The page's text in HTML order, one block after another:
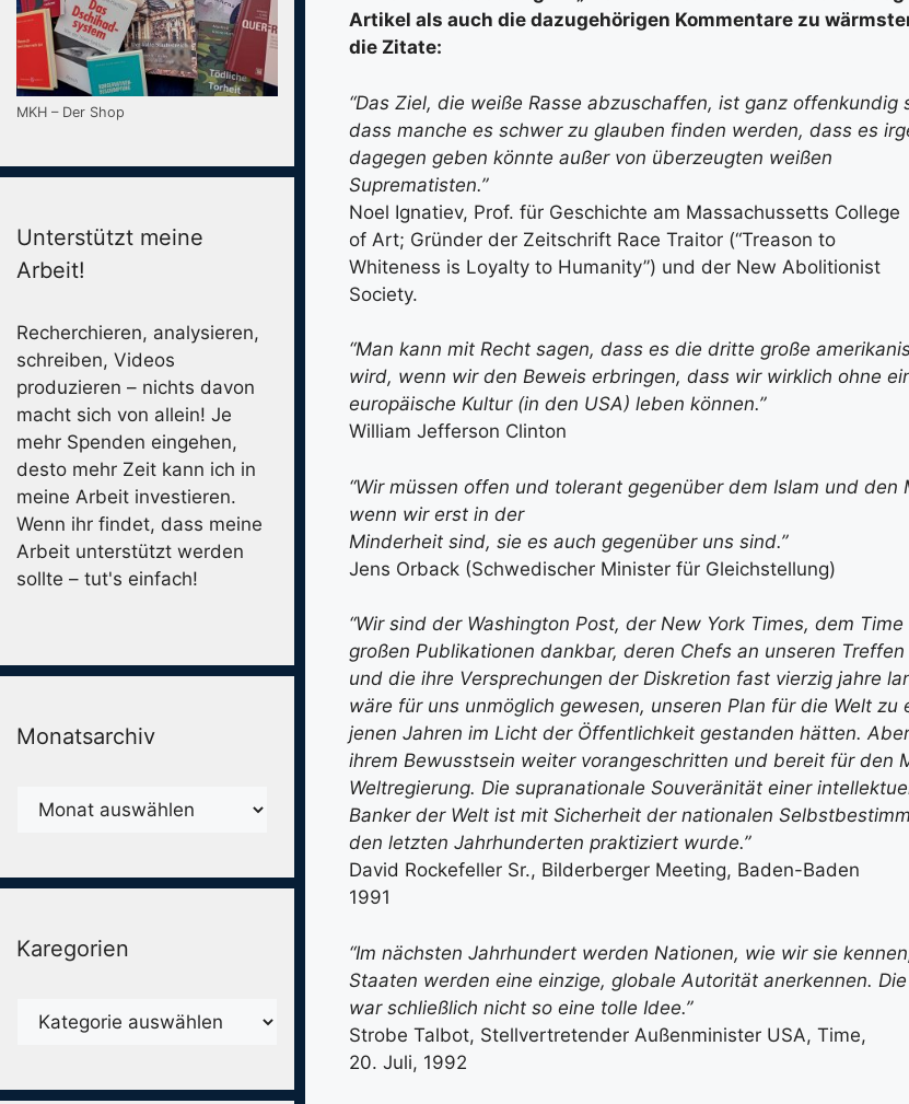
Artikel als auch die dazugehörigen Kommentare zu
die Zitate:
“Das Ziel, die weiße Rasse abzuschaffen, ist ganz offenkundig
dass manche es schwer zu glauben finden werden, dass es
dagegen geben könnte außer von überzeugten weißen
Suprematisten.”
Noel Ignatiev, Prof. für Geschichte am Massachussetts College
of Art; Gründer der Zeitschrift Race Traitor (“Treason to
Whiteness is Loyalty to Humanity”) und der New Abolitionist
Society.
“Man kann mit Recht sagen, dass es die dritte große
wird, wenn wir den Beweis erbringen, dass wir wirklich ohne
europäische Kultur (in den USA) leben können.”
William Jefferson Clinton
“Wir müssen offen und tolerant gegenüber dem Islam und den
wenn wir erst in der
Minderheit sind, sie es auch gegenüber uns sind.”
Jens Orback (Schwedischer Minister für Gleichstellung)
“Wir sind der Washington Post, der New York Times, dem
großen Publikationen dankbar, deren Chefs an unseren
und die ihre Versprechungen der Diskretion fast vierzig jahre
wäre für uns unmöglich gewesen, unseren Plan für die Welt zu
jenen Jahren im Licht der Öffentlichkeit gestanden hätten.
ihrem Bewusstsein weiter vorangeschritten und bereit für den
Weltregierung. Die supranationale Souveränität einer
Banker der Welt ist mit Sicherheit der nationalen
den letzten Jahrhunderten praktiziert wurde.”
David Rockefeller Sr., Bilderberger Meeting, Baden-Baden
1991
“Im nächsten Jahrhundert werden Nationen, wie wir sie
Staaten werden eine einzige, globale Autorität anerkennen.
war schließlich nicht so eine tolle Idee.”
Strobe Talbot, Stellvertretender Außenminister USA, Time,
20. Juli, 1992
MKH – Der Shop
Unterstützt meine
Arbeit!
Recherchieren, analysieren,
schreiben, Videos
produzieren – nichts davon
macht sich von allein! Je
mehr Spenden eingehen,
desto mehr Zeit kann ich in
meine Arbeit investieren.
Wenn ihr findet, dass meine
Arbeit unterstützt werden
sollte – tut's einfach!
Monatsarchiv
Monatsarchiv
Karegorien
Karegorien